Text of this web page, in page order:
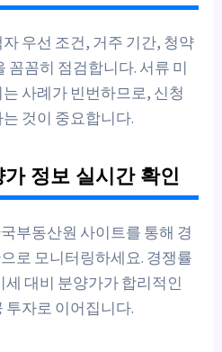
우선 조건, 거주 기간, 청약
꼼꼼히 점검합니다. 서류 미
사례가 빈번하므로, 신청
것이 중요합니다.
정보 실시간 확인
부동산원 사이트를 통해 경
로 모니터링하세요. 경쟁률
대비 분양가가 합리적인
투자로 이어집니다.